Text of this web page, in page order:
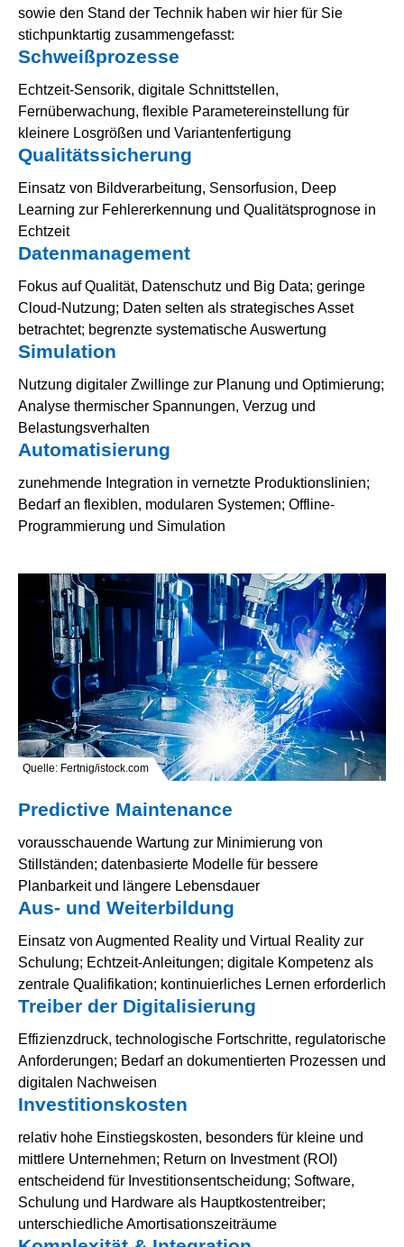
sowie den Stand der Technik haben wir hier für Sie
stichpunktartig zusammengefasst:
Schweißprozesse
Echtzeit-Sensorik, digitale Schnittstellen,
Fernüberwachung, flexible Parametereinstellung für
kleinere Losgrößen und Variantenfertigung
Qualitätssicherung
Einsatz von Bildverarbeitung, Sensorfusion, Deep
Learning zur Fehlererkennung und Qualitätsprognose in
Echtzeit
Datenmanagement
Fokus auf Qualität, Datenschutz und Big Data; geringe
Cloud-Nutzung; Daten selten als strategisches Asset
betrachtet; begrenzte systematische Auswertung
Simulation
Nutzung digitaler Zwillinge zur Planung und Optimierung;
Analyse thermischer Spannungen, Verzug und
Belastungsverhalten
Automatisierung
zunehmende Integration in vernetzte Produktionslinien;
Bedarf an flexiblen, modularen Systemen; Offline-
Programmierung und Simulation
Quelle: Fertnig/istock.com
Predictive Maintenance
vorausschauende Wartung zur Minimierung von
Stillständen; datenbasierte Modelle für bessere
Planbarkeit und längere Lebensdauer
Aus- und Weiterbildung
Einsatz von Augmented Reality und Virtual Reality zur
Schulung; Echtzeit-Anleitungen; digitale Kompetenz als
zentrale Qualifikation; kontinuierliches Lernen erforderlich
Treiber der Digitalisierung
Effizienzdruck, technologische Fortschritte, regulatorische
Anforderungen; Bedarf an dokumentierten Prozessen und
digitalen Nachweisen
Investitionskosten
relativ hohe Einstiegskosten, besonders für kleine und
mittlere Unternehmen; Return on Investment (ROI)
entscheidend für Investitionsentscheidung; Software,
Schulung und Hardware als Hauptkostentreiber;
unterschiedliche Amortisationszeiträume